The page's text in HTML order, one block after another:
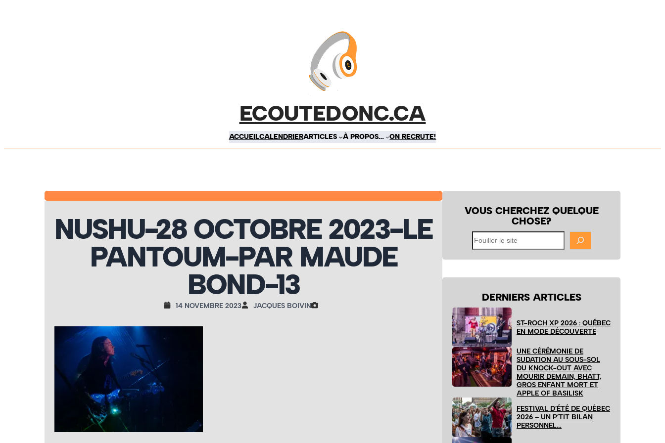
ECOUTEDONC.CA
ACCUEILCALENDRIERARTICLES À PROPOS… ON RECRUTE!
NUSHU-28 OCTOBRE 2023-LE
PANTOUM-PAR MAUDE
BOND-13
14 NOVEMBRE 2023 JACQUES BOIVIN
VOUS CHERCHEZ QUELQUE
CHOSE?
Fouiller
le
site
DERNIERS ARTICLES
ST-ROCH XP 2026 : QUÉBEC
EN MODE DÉCOUVERTE
UNE CÉRÉMONIE DE
SUDATION AU SOUS-SOL
DU KNOCK-OUT AVEC
MOURIR DEMAIN, BHATT,
GROS ENFANT MORT ET
APPLE OF BASILISK
FESTIVAL D’ÉTÉ DE QUÉBEC
2026 – UN P’TIT BILAN
PERSONNEL…